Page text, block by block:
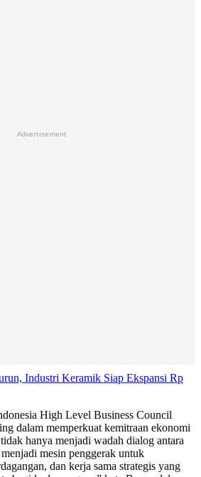
Advertisement
Industri Keramik Siap Ekspansi Rp
High Level Business Council
dalam memperkuat kemitraan ekonomi
hanya menjadi wadah dialog antara
mesin penggerak untuk
dan kerja sama strategis yang